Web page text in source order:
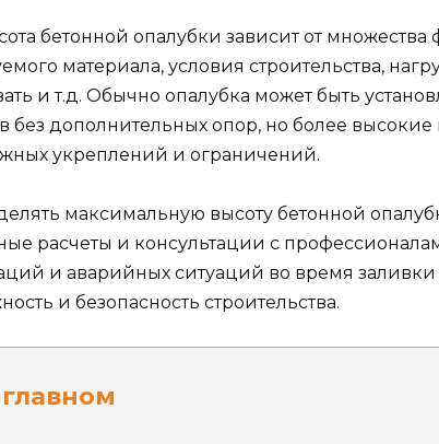
бетонной опалубки зависит от множества
материала, условия строительства,
и т.д. Обычно опалубка может быть
без дополнительных опор, но более высокие
укреплений и ограничений.
максимальную высоту бетонной
расчеты и консультации с
и аварийных ситуаций во время заливки
и безопасность строительства.